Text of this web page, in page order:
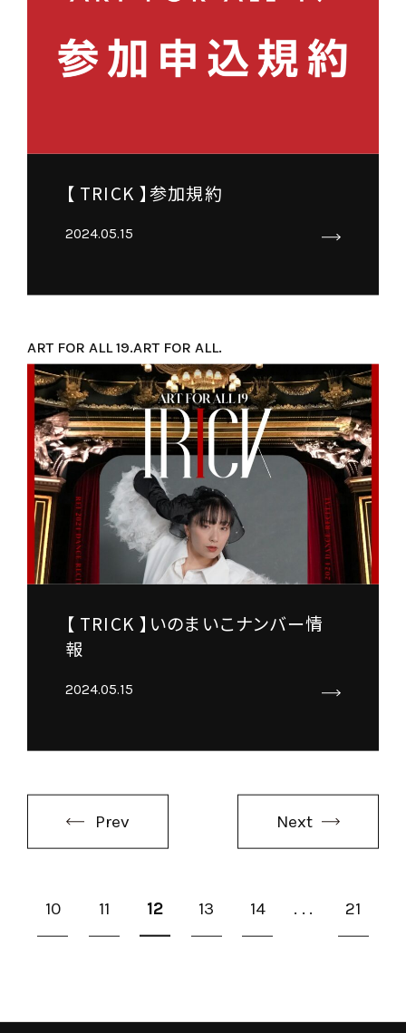
【 TRICK 】参加規約
2024.05.15
ART FOR ALL 19.ART FOR ALL.
【 TRICK 】いのまいこナンバー情
報
2024.05.15
Prev
10 11 12 13 14 ... 21
Next